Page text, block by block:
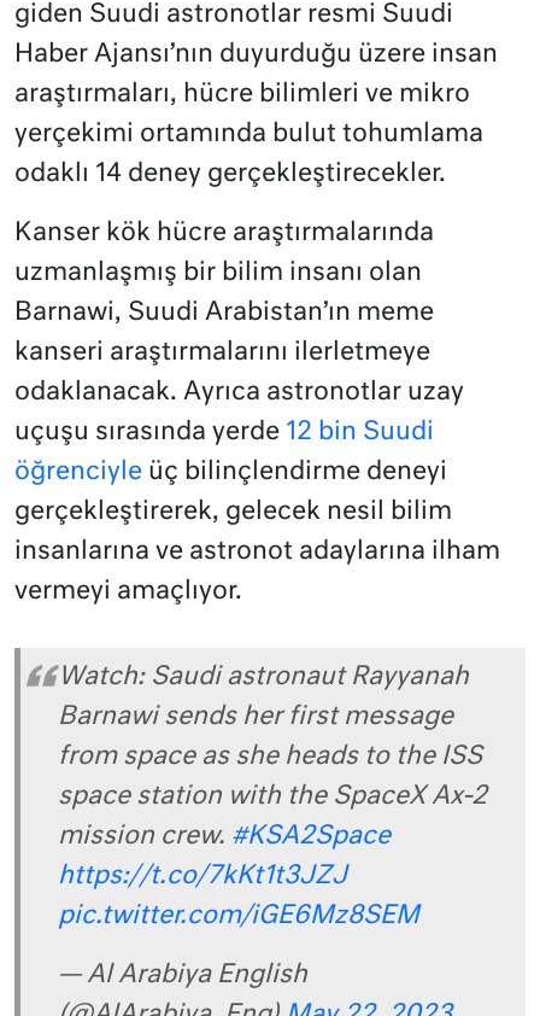
giden Suudi astronotlar resmi Suudi
Haber Ajansı’nın duyurduğu üzere insan
araştırmaları, hücre bilimleri ve mikro
yerçekimi ortamında bulut tohumlama
odaklı 14 deney gerçekleştirecekler.
Kanser kök hücre araştırmalarında
uzmanlaşmış bir bilim insanı olan
Barnawi, Suudi Arabistan’ın meme
kanseri araştırmalarını ilerletmeye
odaklanacak. Ayrıca astronotlar uzay
uçuşu sırasında yerde 12 bin Suudi
öğrenciyle üç bilinçlendirme deneyi
gerçekleştirerek, gelecek nesil bilim
insanlarına ve astronot adaylarına ilham
vermeyi amaçlıyor.
Watch: Saudi astronaut Rayyanah
Barnawi sends her first message
from space as she heads to the ISS
space station with the SpaceX Ax-2
mission crew. #KSA2Space
https://t.co/7kKt1t3JZJ
pic.twitter.com/iGE6Mz8SEM
— Al Arabiya English